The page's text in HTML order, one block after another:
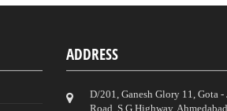
ADDRESS
D/201, Ganesh Glory 11, Gota -
Road, S.G.Highway, Ahmedabad